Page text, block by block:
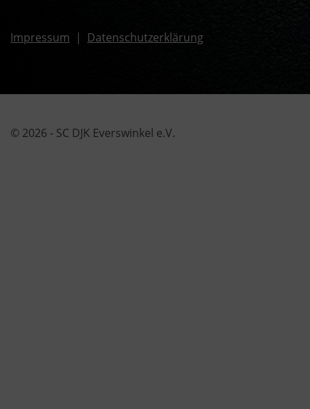
Impressum | Datenschutzerklärung
© 2026 - SC DJK Everswinkel e.V.